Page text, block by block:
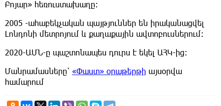
Բոյար» հեռուստախաղը։
2005 -ահաբեկչական պայթյուններ են իրականացվել
Լոնդոնի մետրոյում և քաղաքային ավտոբուսներում։
2020-ԱՄՆ-ը պաշտոնապես դուրս է եկել ԱՀԿ-ից։
Մանրամասները՝ «Փաստ» օրաթերթի այսօրվա
համարում